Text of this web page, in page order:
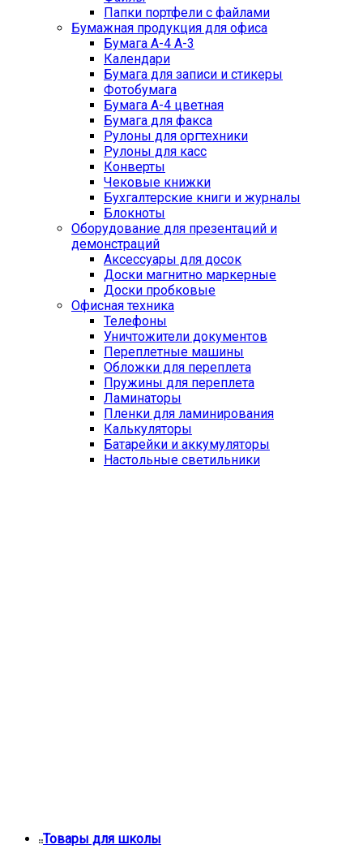
Папки портфели с файлами
Бумажная продукция для офиса
Бумага А-4 А-3
Календари
Бумага для записи и стикеры
Фотобумага
Бумага А-4 цветная
Бумага для факса
Рулоны для оргтехники
Рулоны для касс
Конверты
Чековые книжки
Бухгалтерские книги и журналы
Блокноты
Оборудование для презентаций и
демонстраций
Аксессуары для досок
Доски магнитно маркерные
Доски пробковые
Офисная техника
Телефоны
Уничтожители документов
Переплетные машины
Обложки для переплета
Пружины для переплета
Ламинаторы
Пленки для ламинирования
Калькуляторы
Батарейки и аккумуляторы
Настольные светильники
Товары для школы